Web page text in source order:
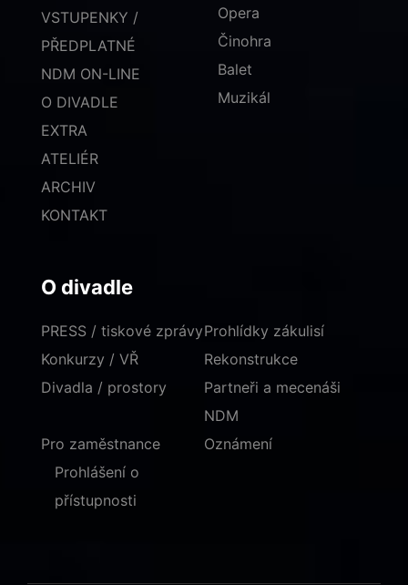
VSTUPENKY /
PŘEDPLATNÉ
NDM ON-LINE
O DIVADLE
EXTRA
ATELIÉR
ARCHIV
KONTAKT
Opera
Činohra
Balet
Muzikál
O divadle
PRESS / tiskové zprávy
Konkurzy / VŘ
Divadla / prostory
Prohlídky zákulisí
Rekonstrukce
Partneři a mecenáši
NDM
Pro zaměstnance
Oznámení
Prohlášení o
přístupnosti